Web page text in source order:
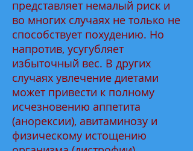
представляет немалый риск и
во многих случаях не только не
способствует похудению. Но
напротив, усугубляет
избыточный вес. В других
случаях увлечение диетами
может привести к полному
исчезновению аппетита
(анорексии), авитаминозу и
физическому истощению